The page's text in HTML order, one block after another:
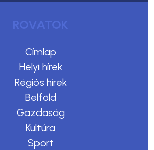
ROVATOK
Címlap
Helyi hírek
Régiós hírek
Belföld
Gazdaság
Kultúra
Sport